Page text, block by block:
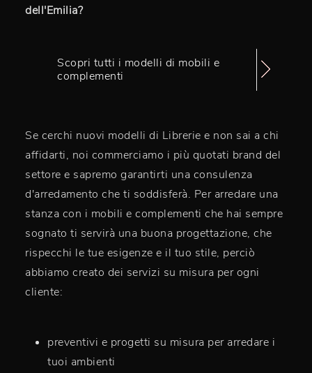
dell'Emilia?
Scopri tutti i modelli di mobili e
complementi
Se cerchi nuovi modelli di Librerie e non sai a chi
affidarti, noi commerciamo i più quotati brand del
settore e sapremo garantirti una consulenza
d'arredamento che ti soddisferà. Per arredare una
stanza con i mobili e complementi che hai sempre
sognato ti servirà una buona progettazione, che
rispecchi le tue esigenze e il tuo stile, perciò
abbiamo creato dei servizi su misura per ogni
cliente:
preventivi e progetti su misura per arredare i
tuoi ambienti